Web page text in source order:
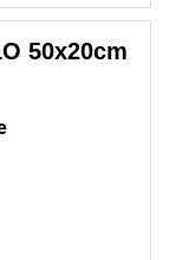
50x20cm